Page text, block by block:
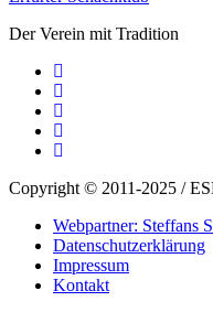
Der Verein mit Tradition
Copyright © 2011-2025 /
Webpartner: Steffans
Datenschutzerklärung
Impressum
Kontakt